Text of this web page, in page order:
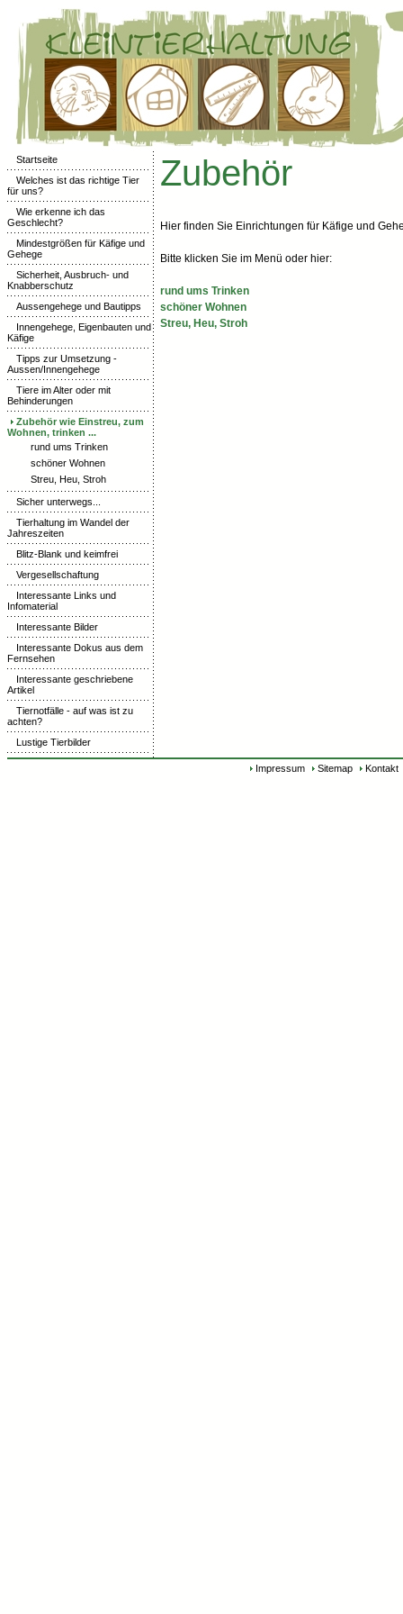
Startseite
Welches ist das richtige Tier
für uns?
Wie erkenne ich das
Geschlecht?
Mindestgrößen für Käfige und
Gehege
Sicherheit, Ausbruch- und
Knabberschutz
Aussengehege und Bautipps
Innengehege, Eigenbauten und
Käfige
Tipps zur Umsetzung -
Aussen/Innengehege
Tiere im Alter oder mit
Behinderungen
Zubehör wie Einstreu, zum
Wohnen, trinken ...
rund ums Trinken
schöner Wohnen
Streu, Heu, Stroh
Sicher unterwegs...
Tierhaltung im Wandel der
Jahreszeiten
Blitz-Blank und keimfrei
Vergesellschaftung
Interessante Links und
Infomaterial
Interessante Bilder
Interessante Dokus aus dem
Fernsehen
Interessante geschriebene
Artikel
Tiernotfälle - auf was ist zu
achten?
Lustige Tierbilder
Zubehör
Hier finden Sie Einrichtungen für Käfige und
Bitte klicken Sie im Menü oder hier:
rund ums Trinken
schöner Wohnen
Streu, Heu, Stroh
Impressum Sitemap Kontakt